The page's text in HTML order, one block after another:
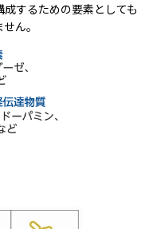
するための要素としても
ん。